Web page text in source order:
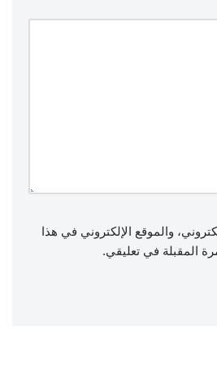
والموقع الإلكتروني في هذا
المقبلة في تعليقي.